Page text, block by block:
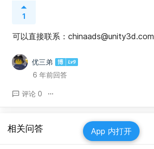
1
可以直接联系：chinaads@unity3d.com
优三弟
6 年前回答
评论 0
相关问答 App 内打开